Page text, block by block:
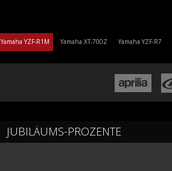
Yamaha YZF-R1M Yamaha XT-700Z Yamaha YZF-R7
JUBILÄUMS-PROZENTE